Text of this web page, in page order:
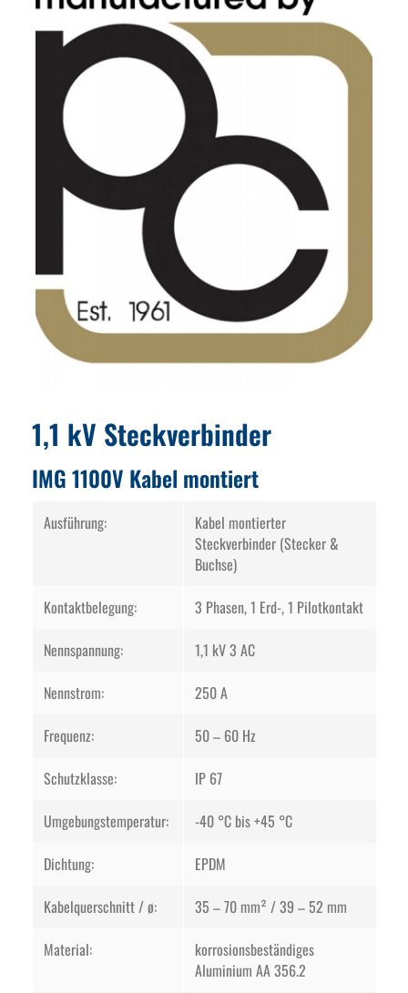
1,1 kV Steckverbinder
IMG 1100V Kabel montiert
Ausführung:
Kabel montierter
Steckverbinder (Stecker &
Buchse)
Kontaktbelegung:
3 Phasen, 1 Erd-, 1 Pilotkontakt
Nennspannung:
1,1 kV 3 AC
Nennstrom:
250 A
Frequenz:
50 – 60 Hz
Schutzklasse:
IP 67
Umgebungstemperatur:
-40 °C bis +45 °C
Dichtung:
EPDM
Kabelquerschnitt / ø:
35 – 70 mm² / 39 – 52 mm
Material:
korrosionsbeständiges
Aluminium AA 356.2